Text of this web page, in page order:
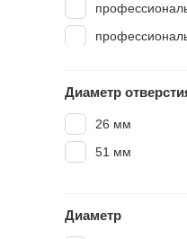
Диаметр
26 мм
51 мм
Диаметр